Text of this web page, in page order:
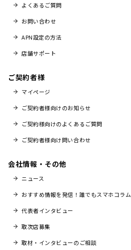
よくあるご質問
お問い合わせ
APN設定の方法
店舗サポート
ご契約者様
マイページ
ご契約者様向けのお知らせ
ご契約様向けのよくあるご質問
ご契約者様向け問い合わせ
会社情報・その他
ニュース
おすすめ情報を発信！誰でもスマホコラム
代表者インタビュー
取次店募集
取材・インタビューのご相談